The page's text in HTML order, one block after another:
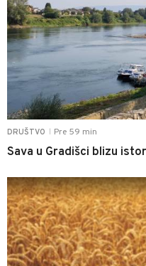
DRUŠTVO Pre 59 min
Sava u Gradišci blizu